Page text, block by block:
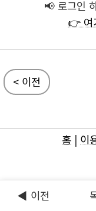
📢 로그인
👉 여
< 이전
홈 | 이
◀ 이전